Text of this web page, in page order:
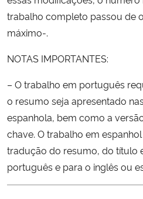
trabalho completo passou de
máximo-.
NOTAS IMPORTANTES:
– O trabalho em português
o resumo seja apresentado
espanhola, bem como a
chave. O trabalho em
tradução do resumo, do título
português e para o inglês ou